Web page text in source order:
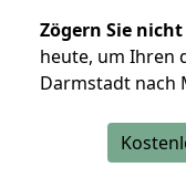
Zögern Sie nicht
heute, um Ihren
Darmstadt nach